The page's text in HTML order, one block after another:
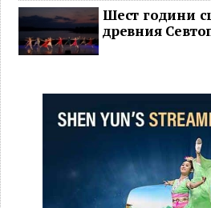
Шест години
древния